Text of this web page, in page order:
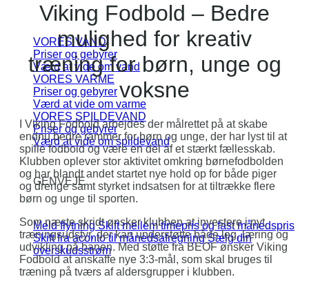
VORES VAND
Priser og gebyrer
Værd at vide om vand
VORES VARME
Priser og gebyrer
Værd at vide om varme
VORES SPILDEVAND
Priser og gebyrer
Værd at vide om spildevand
GENVEJE
Meld flytning Skift mellem timepris og fast månedspris
Skift fra aconto til månedsafregning Sælg din
overskudsstrøm
Viking Fodbold – Bedre
mulighed for kreativ
træning for børn, unge og
voksne
I Viking Fodbold arbejdes der målrettet på at skabe
endnu bedre rammer for børn og unge, der har lyst til at
spille fodbold og være en del af et stærkt fællesskab.
Klubben oplever stor aktivitet omkring børnefodbolden
og har blandt andet startet nye hold op for både piger
og drenge samt styrket indsatsen for at tiltrække flere
børn og unge til sporten.
Som næste skridt ønsker klubben at investere i nyt
træningsudstyr, der kan understøtte både leg, læring og
udvikling på banen. Med støtte fra BEOF ønsker Viking
Fodbold at anskaffe nye 3:3-mål, som skal bruges til
træning på tværs af aldersgrupper i klubben.